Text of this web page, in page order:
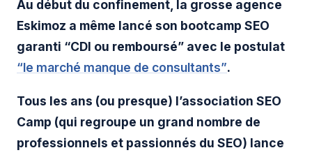
Au début du confinement, la grosse agence
Eskimoz a même lancé son bootcamp SEO
garanti “CDI ou remboursé” avec le postulat
“le marché manque de consultants”.
Tous les ans (ou presque) l’association SEO
Camp (qui regroupe un grand nombre de
professionnels et passionnés du SEO) lance